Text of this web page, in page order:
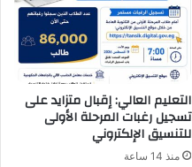
التعليم العالي: إقبال متزايد على
تسجيل رغبات المرحلة الأولى
للتنسيق الإلكتروني
منذ 14 ساعة